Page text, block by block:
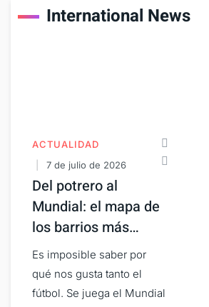
International News
ACTUALIDAD
7 de julio de 2026
Del potrero al
Mundial: el mapa de
los barrios más…
Es imposible saber por
qué nos gusta tanto el
fútbol. Se juega el Mundial